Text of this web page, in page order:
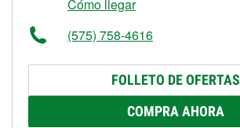
Cómo llegar
(575) 758-4616
FOLLETO DE OFERTAS
COMPRA AHORA